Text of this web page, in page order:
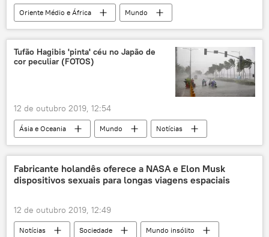
Oriente Médio e África
Mundo
Notícias
isolamento
Síria
Turquia
Tufão Hagibis 'pinta' céu no Japão de
cor peculiar (FOTOS)
12 de outubro 2019, 12:54
Ásia e Oceania Mundo
Notícias
tufão
céu cor Japão
Fabricante holandês oferece a NASA e Elon Musk
dispositivos sexuais para longas viagens espaciais
12 de outubro 2019, 12:49
Notícias Sociedade
Mundo insólito